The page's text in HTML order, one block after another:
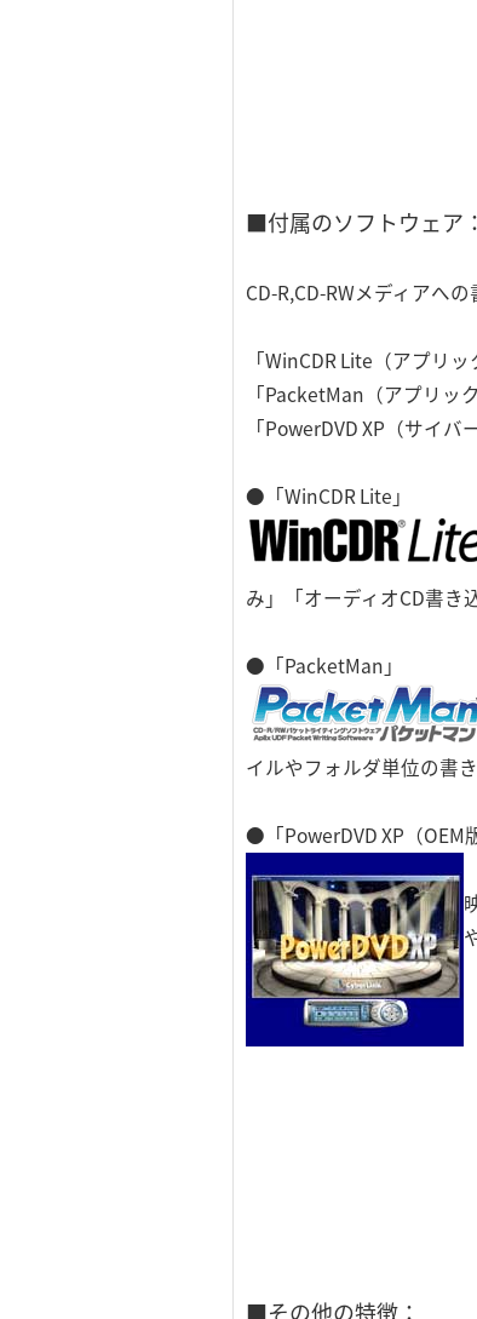
■付属のソフトウェア：
CD-R,CD-RWメディアへ
「WinCDR Lite（アプ
「PacketMan（アプ
「PowerDVD XP（サイ
●「WinCDR Lite」
み」「オーディオCD書き
●「PacketMan」
イルやフォルダ単位の書
●「PowerDVD XP（OEM
■その他の特徴：